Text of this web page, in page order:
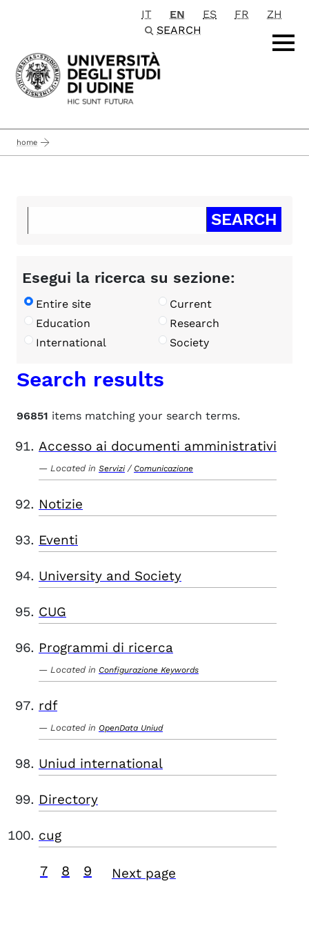
Passa al contenuto principale
IT EN ES FR
ZH
SEARCH
home
Esegui la ricerca su sezione:
Entire site
Current
Education
Research
International
Society
Search results
96851 items matching your search terms.
Accesso ai documenti amministrativi
Located in Servizi / Comunicazione
Notizie
Eventi
University and Society
CUG
Programmi di ricerca
Located in Configurazione Keywords
rdf
Located in OpenData Uniud
Uniud international
Directory
cug
7 8 9 Next page